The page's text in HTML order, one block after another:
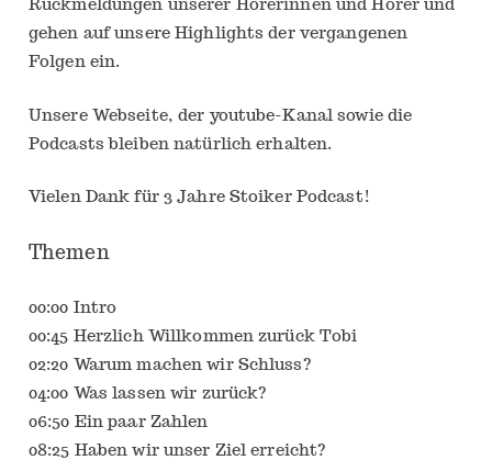
gehen auf unsere Highlights der vergangenen
Folgen ein.
Unsere Webseite, der youtube-Kanal sowie die
Podcasts bleiben natürlich erhalten.
Vielen Dank für 3 Jahre Stoiker Podcast!
Themen
00:00 Intro
00:45 Herzlich Willkommen zurück Tobi
02:20 Warum machen wir Schluss?
04:00 Was lassen wir zurück?
06:50 Ein paar Zahlen
08:25 Haben wir unser Ziel erreicht?